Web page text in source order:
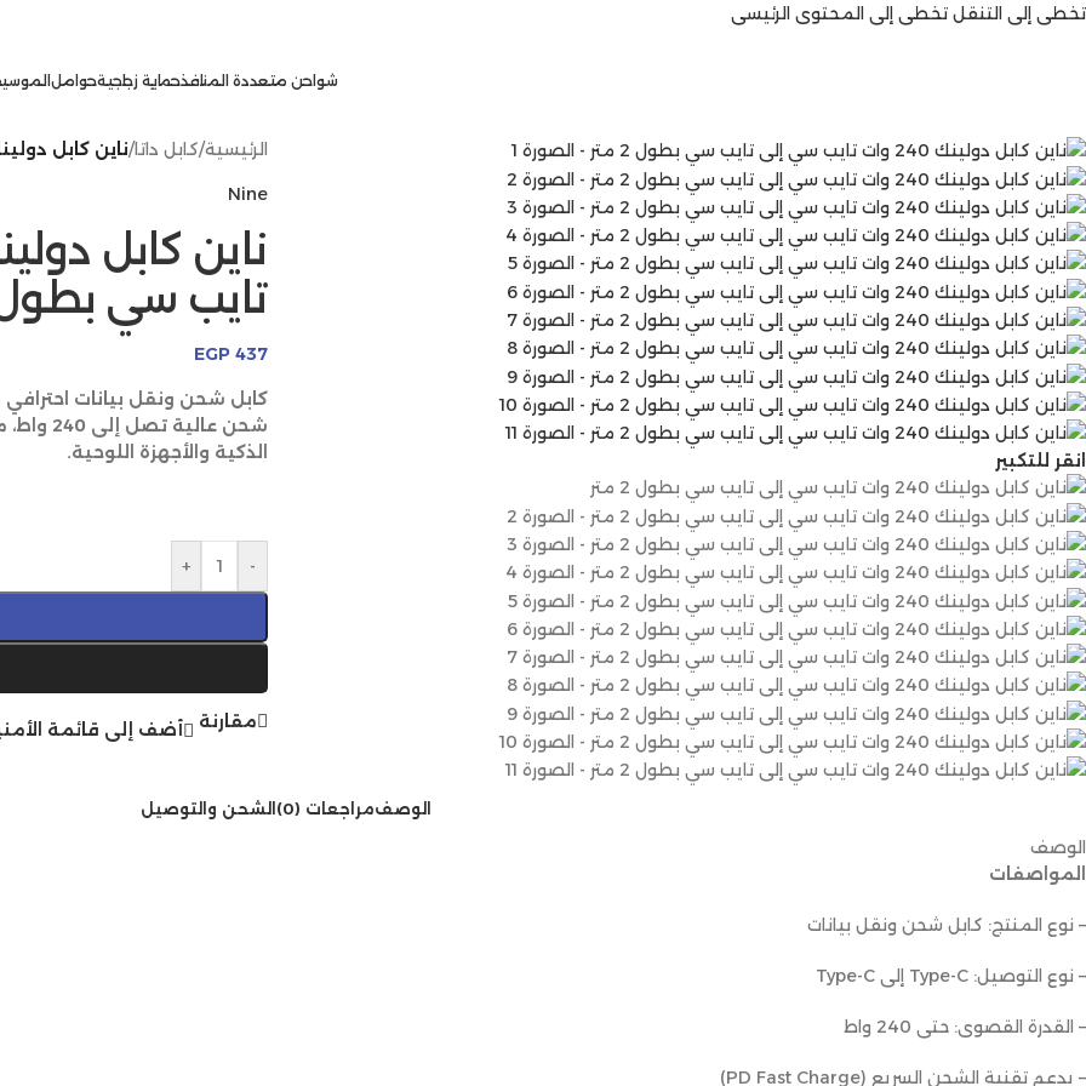
تخطي إلى التنقل تخطي إلى المحتوى الرئيسي
شواحن متعددة المنافذحماية زجاجيةحوامل
انقر للتكبير
الرئيسية/كابل داتا/ناين كابل دولينك 240 وات تايب سي إلى تايب سي
Nine
تايب سي بطول 2
EGP 437
شحن
الذكية والأجهزة اللوحية.
-
+
مقارنة أضف إلى قائمة
الوصفمراجعات (0) الشحن والتوصيل
الوصف
المواصفات
– نوع المنتج: كابل شحن ونقل بيانات
– نوع التوصيل: Type-C إلى Type-C
– القدرة القصوى: حتى 240 واط
– يدعم تقنية الشحن السريع (PD Fast Charge)